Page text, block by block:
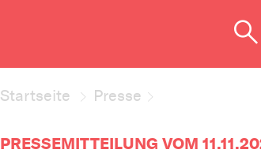
Startseite Presse
PRESSEMITTEILUNG VOM